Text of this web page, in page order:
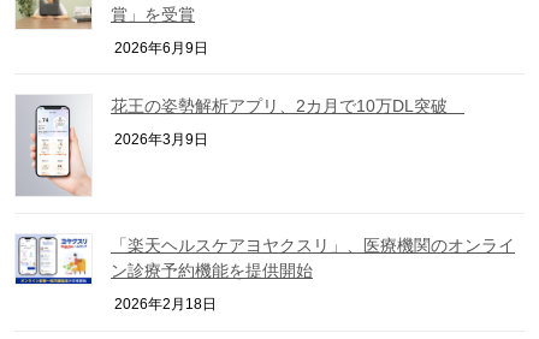
賞」を受賞
2026年6月9日
花王の姿勢解析アプリ、2カ月で10万DL突破
2026年3月9日
「楽天ヘルスケアヨヤクスリ」、医療機関のオンライ
ン診療予約機能を提供開始
2026年2月18日